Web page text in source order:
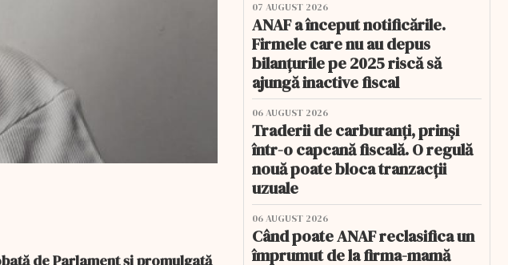
de Parlament și promulgată
07 AUGUST 2026
ANAF a început notificările.
Firmele care nu au depus
bilanțurile pe 2025 riscă să
ajungă inactive fiscal
06 AUGUST 2026
Traderii de carburanți, prinși
într-o capcană fiscală. O regulă
nouă poate bloca tranzacții
uzuale
06 AUGUST 2026
Când poate ANAF reclasifica un
împrumut de la firma-mamă